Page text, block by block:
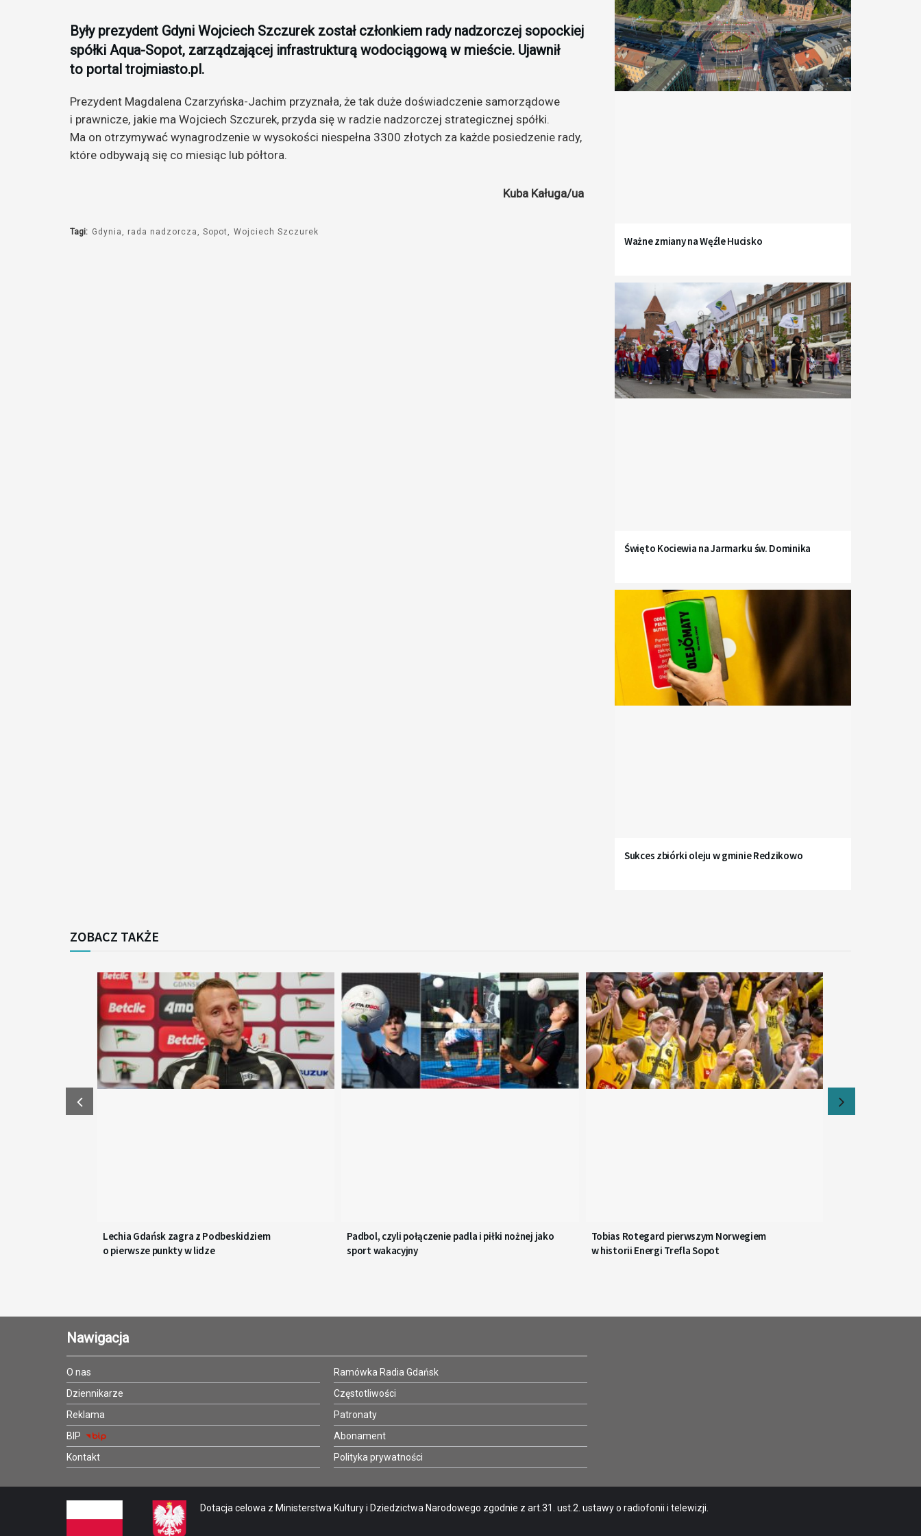
Były prezydent Gdyni Wojciech Szczurek został członkiem rady nadzorczej sopockiej
spółki Aqua-Sopot, zarządzającej infrastrukturą wodociągową w mieście. Ujawnił
to portal trojmiasto.pl.
Prezydent Magdalena Czarzyńska-Jachim przyznała, że tak duże doświadczenie samorządowe
i prawnicze, jakie ma Wojciech Szczurek, przyda się w radzie nadzorczej strategicznej spółki.
Ma on otrzymywać wynagrodzenie w wysokości niespełna 3300 złotych za każde posiedzenie rady,
które odbywają się co miesiąc lub półtora.
Kuba Kaługa/ua
Tagi: Gdynia rada nadzorcza Sopot Wojciech Szczurek
Ważne zmiany na Węźle Hucisko
Święto Kociewia na Jarmarku św. Dominika
Sukces zbiórki oleju w gminie Redzikowo
ZOBACZ TAKŻE
Lechia Gdańsk zagra z Podbeskidziem
o pierwsze punkty w lidze
Padbol, czyli połączenie padla i piłki nożnej jako
sport wakacyjny
Tobias Rotegard pierwszym Norwegiem
w historii Energi Trefla Sopot
Nawigacja
O nas
Dziennikarze
Reklama
BIP
Kontakt
Ramówka Radia Gdańsk
Częstotliwości
Patronaty
Abonament
Polityka prywatności
Dotacja celowa z Ministerstwa Kultury i Dziedzictwa Narodowego zgodnie z art.31. ust.2. ustawy o radiofonii i telewizji.